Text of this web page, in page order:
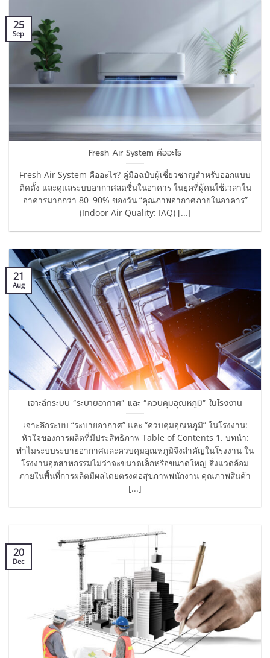
Fresh Air System คืออะไร
Fresh Air System คืออะไร? คู่มือฉบับผู้เชี่ยวชาญสำหรับออกแบบ
ติดตั้ง และดูแลระบบอากาศสดชื่นในอาคาร ในยุคที่ผู้คนใช้เวลาใน
อาคารมากกว่า 80–90% ของวัน “คุณภาพอากาศภายในอาคาร”
(Indoor Air Quality: IAQ) [...]
25
Sep
เจาะลึกระบบ “ระบายอากาศ” และ “ควบคุมอุณหภูมิ” ในโรงงาน
เจาะลึกระบบ “ระบายอากาศ” และ “ควบคุมอุณหภูมิ” ในโรงงาน:
หัวใจของการผลิตที่มีประสิทธิภาพ Table of Contents 1. บทนำ:
ทำไมระบบระบายอากาศและควบคุมอุณหภูมิจึงสำคัญในโรงงาน ใน
โรงงานอุตสาหกรรมไม่ว่าจะขนาดเล็กหรือขนาดใหญ่ สิ่งแวดล้อม
ภายในพื้นที่การผลิตมีผลโดยตรงต่อสุขภาพพนักงาน คุณภาพสินค้า
[...]
21
Aug
20
Dec